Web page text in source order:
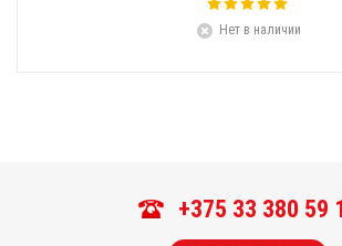
Нет в наличии
+375 33 380 59